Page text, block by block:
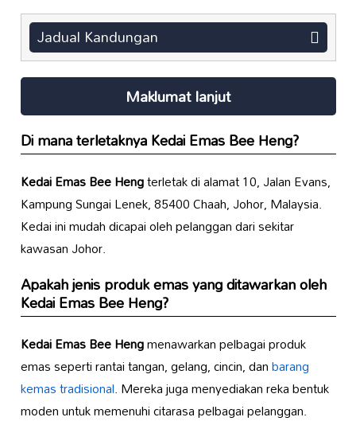
Jadual Kandungan
Maklumat lanjut
Di mana terletaknyaKedai Emas Bee Heng?
Kedai Emas Bee Hengterletak di alamat 10, Jalan Evans,
Kampung Sungai Lenek, 85400 Chaah, Johor, Malaysia.
Kedai ini mudah dicapai oleh pelanggan dari sekitar
kawasan Johor.
Apakah jenis produk emas yang ditawarkan oleh
Kedai Emas Bee Heng?
Kedai Emas Bee Hengmenawarkan pelbagai produk
emas seperti rantai tangan, gelang, cincin, danbarang
kemas tradisional. Mereka juga menyediakan reka bentuk
moden untuk memenuhi citarasa pelbagai pelanggan.